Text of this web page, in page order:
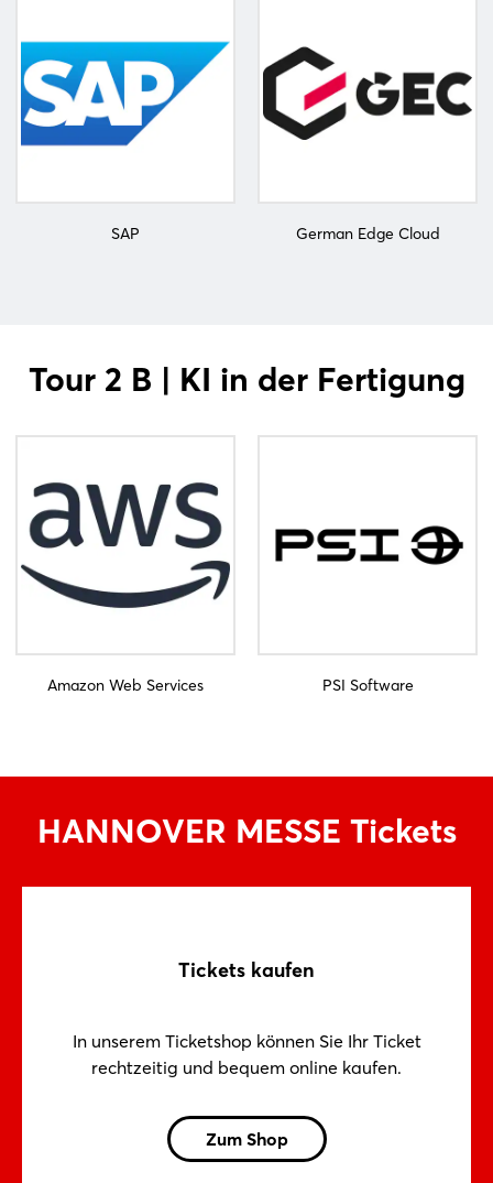
SAP German Edge Cloud
Tour 2 B | KI in der Fertigung
Amazon Web Services PSI Software
HANNOVER MESSE Tickets
Tickets kaufen
In unserem Ticketshop können Sie Ihr Ticket
rechtzeitig und bequem online kaufen.
Zum Shop
Login
Passwort vergessen?